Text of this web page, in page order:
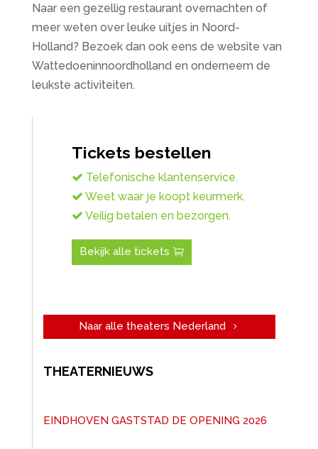
Naar een gezellig restaurant overnachten of
meer weten over leuke uitjes in Noord-
Holland? Bezoek dan ook eens de website van
Wattedoeninnoordholland en onderneem de
leukste activiteiten.
Tickets bestellen
Telefonische klantenservice.
Weet waar je koopt keurmerk.
Veilig betalen en bezorgen.
Bekijk alle tickets
Naar alle theaters Nederland
THEATERNIEUWS
EINDHOVEN GASTSTAD DE OPENING 2026